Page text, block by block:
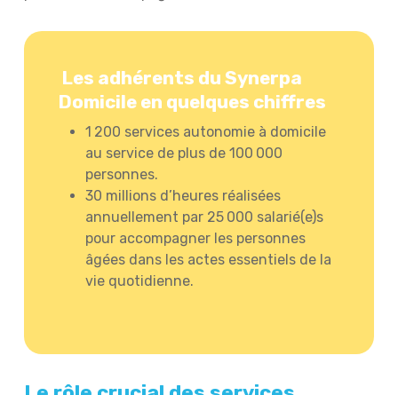
Les adhérents du Synerpa
Domicile en quelques chiffres
1 200 services autonomie à domicile
au service de plus de 100 000
personnes.
30 millions d’heures réalisées
annuellement par 25 000 salarié(e)s
pour accompagner les personnes
âgées dans les actes essentiels de la
vie quotidienne.